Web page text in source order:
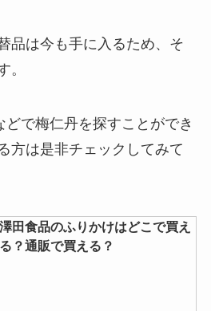
カニ缶の値段は？スーパーではい
値段は？
品は今も手に入るため、そ
。
で梅仁丹を探すことができ
方は是非チェックしてみて
澤田食品のふりかけはどこで買え
る？通販で買える？